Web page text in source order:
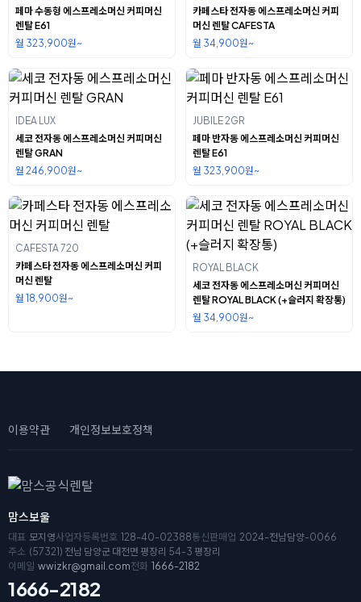
페마 수동형 에스프레소머신 커피머신
렌탈 E61
월 323,900원~
카페스타 전자동 에스프레소머신 커피
머신 렌탈 CAFESTA
월 34,900원~
IDEA LUX
세코 전자동 에스프레소머신 커피머신
렌탈 GRAN
월 246,900원~
JUBILE 2GR
페마 반자동 에스프레소머신 커피머신
렌탈 E61
월 323,900원~
CAFESTA 720
카페스타 전자동 에스프레소머신 커피
머신 렌탈
월 18,900원~
ROYAL BLACK
세코 전자동 에스프레소머신 커피머신
렌탈 ROYAL BLACK (+슬러지 확장통)
월 34,900원~
이용약관 개인정보보호정책
맘스보울
대표 모지영사업자등록번호 128-40-02388통신판매업 2024-전남담양-0066
주소 (57321) 전남 담양군 대전면 평장리 54-3 평장리
이메일 wwizkr@gmail.com전화 1666-2182
1666-2182